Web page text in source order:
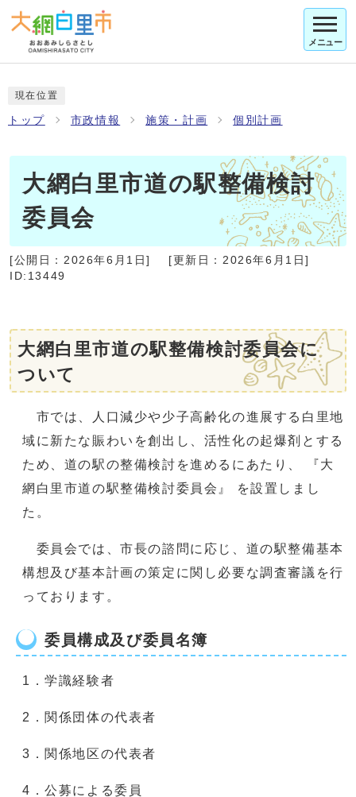
メニュー
現在位置
トップ 市政情報 施策・計画 個別計画
大網白里市道の駅整備検討
委員会
[公開日： 2026年6月1日] [更新日： 2026年6月1日]
ID:13449
大網白里市道の駅整備検討委員会に
ついて
市では、人口減少や少子高齢化の進展する白里地
域に新たな賑わいを創出し、活性化の起爆剤とする
ため、道の駅の整備検討を進めるにあたり、 『大
網白里市道の駅整備検討委員会』 を設置しまし
た。
委員会では、市長の諮問に応じ、道の駅整備基本
構想及び基本計画の策定に関し必要な調査審議を行
っております。
委員構成及び委員名簿
1．学識経験者
2．関係団体の代表者
3．関係地区の代表者
4．公募による委員